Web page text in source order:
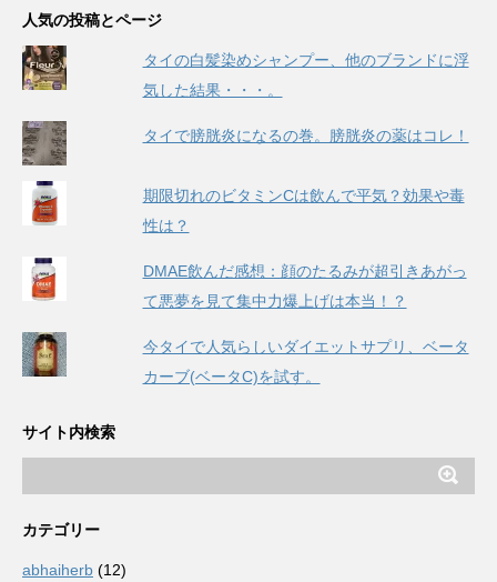
人気の投稿とページ
タイの白髪染めシャンプー、他のブランドに浮
気した結果・・・。
タイで膀胱炎になるの巻。膀胱炎の薬はコレ！
期限切れのビタミンCは飲んで平気？効果や毒
性は？
DMAE飲んだ感想：顔のたるみが超引きあがっ
て悪夢を見て集中力爆上げは本当！？
今タイで人気らしいダイエットサプリ、ベータ
カーブ(ベータC)を試す。
サイト内検索
カテゴリー
abhaiherb (12)